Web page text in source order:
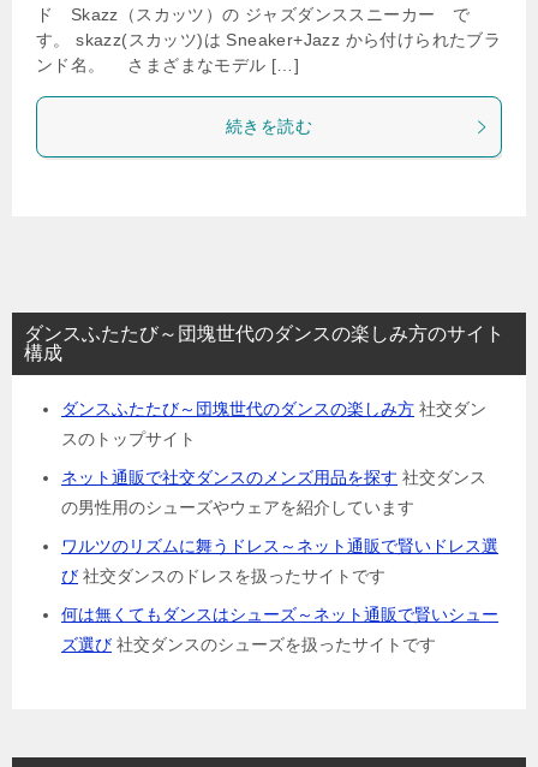
ド Skazz（スカッツ）の ジャズダンススニーカー で
す。 skazz(スカッツ)は Sneaker+Jazz から付けられたブラ
ンド名。 さまざまなモデル […]
続きを読む
ダンスふたたび～団塊世代のダンスの楽しみ方のサイト
構成
ダンスふたたび～団塊世代のダンスの楽しみ方 社交ダン
スのトップサイト
ネット通販で社交ダンスのメンズ用品を探す 社交ダンス
の男性用のシューズやウェアを紹介しています
ワルツのリズムに舞うドレス～ネット通販で賢いドレス選
び 社交ダンスのドレスを扱ったサイトです
何は無くてもダンスはシューズ～ネット通販で賢いシュー
ズ選び 社交ダンスのシューズを扱ったサイトです